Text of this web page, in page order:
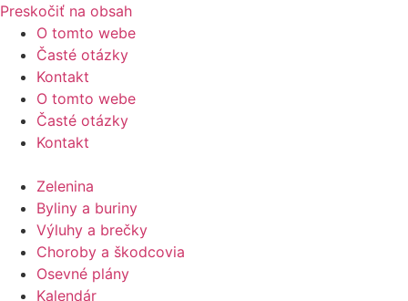
Preskočiť na obsah
O tomto webe
Časté otázky
Kontakt
O tomto webe
Časté otázky
Kontakt
Zelenina
Byliny a buriny
Výluhy a brečky
Choroby a škodcovia
Osevné plány
Kalendár